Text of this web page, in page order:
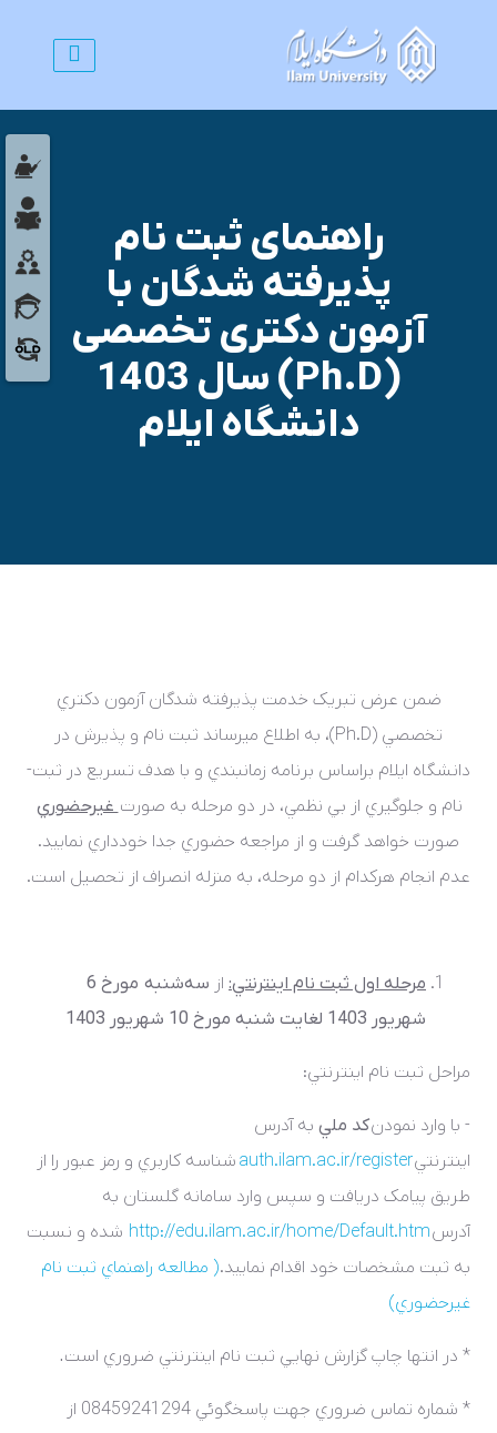
راهنمای ثبت نام
پذیرفته شدگان با
آزمون دکتری تخصصی
(Ph.D) سال 1403
دانشگاه ایلام
ضمن عرض تبريک خدمت پذيرفته­ شدگان آزمون دکتري
تخصصي (Ph.D)، به اطلاع مي­رساند ثبت ­نام و پذيرش در
دانشگاه ايلام براساس برنامه زمانبندي و با هدف تسريع در ثبت­
نام و جلوگيري از بي­ نظمي، در دو مرحله به صورتغيرحضوري
صورت خواهد گرفت و از مراجعه حضوري جدا خودداري نماييد.
عدم انجام هرکدام از دو مرحله، به منزله انصراف از تحصيل است.
مرحله اول ثبت نام اينترنتي: از سه‌شنبه
مورخ 6
شهريور 1403 لغايت شنبه مورخ 10 شهريور 1403
مراحل ثبت نام اينترنتي:
- با وارد نمودنکد ملي به آدرس
اينترنتيauth.ilam.ac.ir/register شناسه کاربري و رمز عبور را از
طريق پيامک دريافت و سپس وارد سامانه گلستان به
آدرسhttp://edu.ilam.ac.ir/home/Default.htm شده و نسبت
به ثبت مشخصات خود اقدام نماييد.( مطالعه راهنماي ثبت نام
غيرحضوري)
* در انتها چاپ گزارش نهايي ثبت ­نام اينترنتي ضروري است.
* شماره تماس ضروري جهت پاسخگوئي 08459241294 از